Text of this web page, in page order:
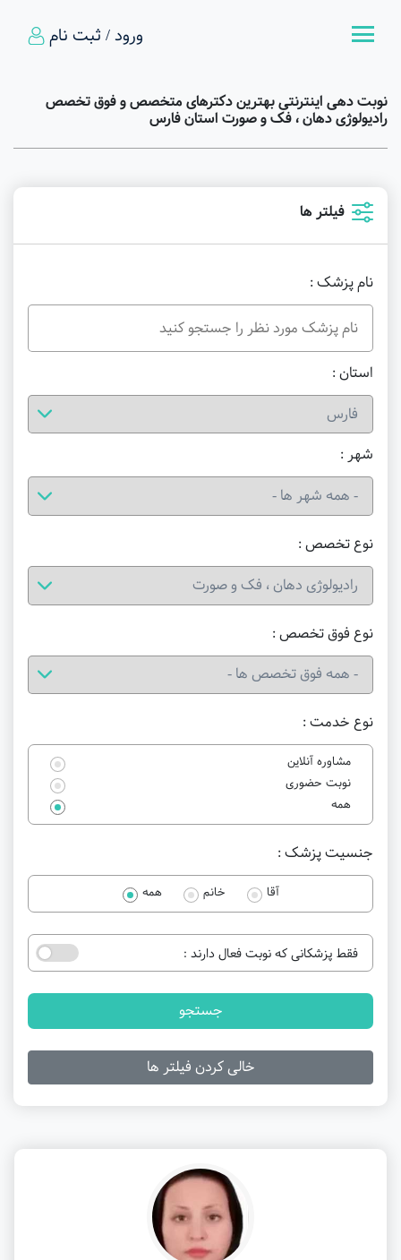
ورود / ثبت نام
نوبت دهی اینترنتی بهترین دکترهای متخصص و فوق تخصص
رادیولوژی دهان ، فک و صورت استان فارس
فیلتر ها
نام پزشک :
استان :
شهر :
نوع خدمت :
مشاوره آنلاین
نوبت حضوری
همه
نوع تخصص :
نوع فوق تخصص :
جنسیت پزشک :
آقا خانم همه
فقط پزشکانی که نوبت فعال دارند :
جستجو
خالی کردن فیلتر ها